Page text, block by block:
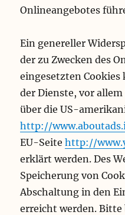
Onlineangebotes
Ein genereller
der zu Zwecken des
eingesetzten
der Dienste, vor
über die US-
http://
EU-Seitehttp://
erklärt werden. Des
Speicherung von
Abschaltung in den
erreicht werden. Bitte